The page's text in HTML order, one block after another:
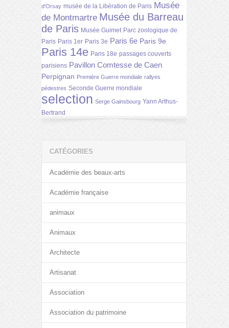
d'Orsay musée de la Libération de Paris Musée
de Montmartre Musée du Barreau
de Paris Musée Guimet Parc zoologique de
Paris Paris 1er Paris 3e Paris 6e Paris 9e
Paris 14e Paris 18e passages couverts
parisiens Pavillon Comtesse de Caen
Perpignan Première Guerre mondiale rallyes
pédestres Seconde Guerre mondiale
selection Serge Gainsbourg Yann Arthus-
Bertrand
CATÉGORIES
Académie des beaux-arts
Académie française
animaux
Animaux
Architecte
Artisanat
Association
Association du patrimoine